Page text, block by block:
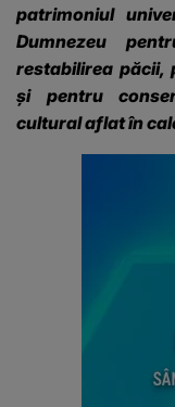
patrimoniul
Dumnezeu
restabilirea păcii,
şi pentru
cultural aflat în